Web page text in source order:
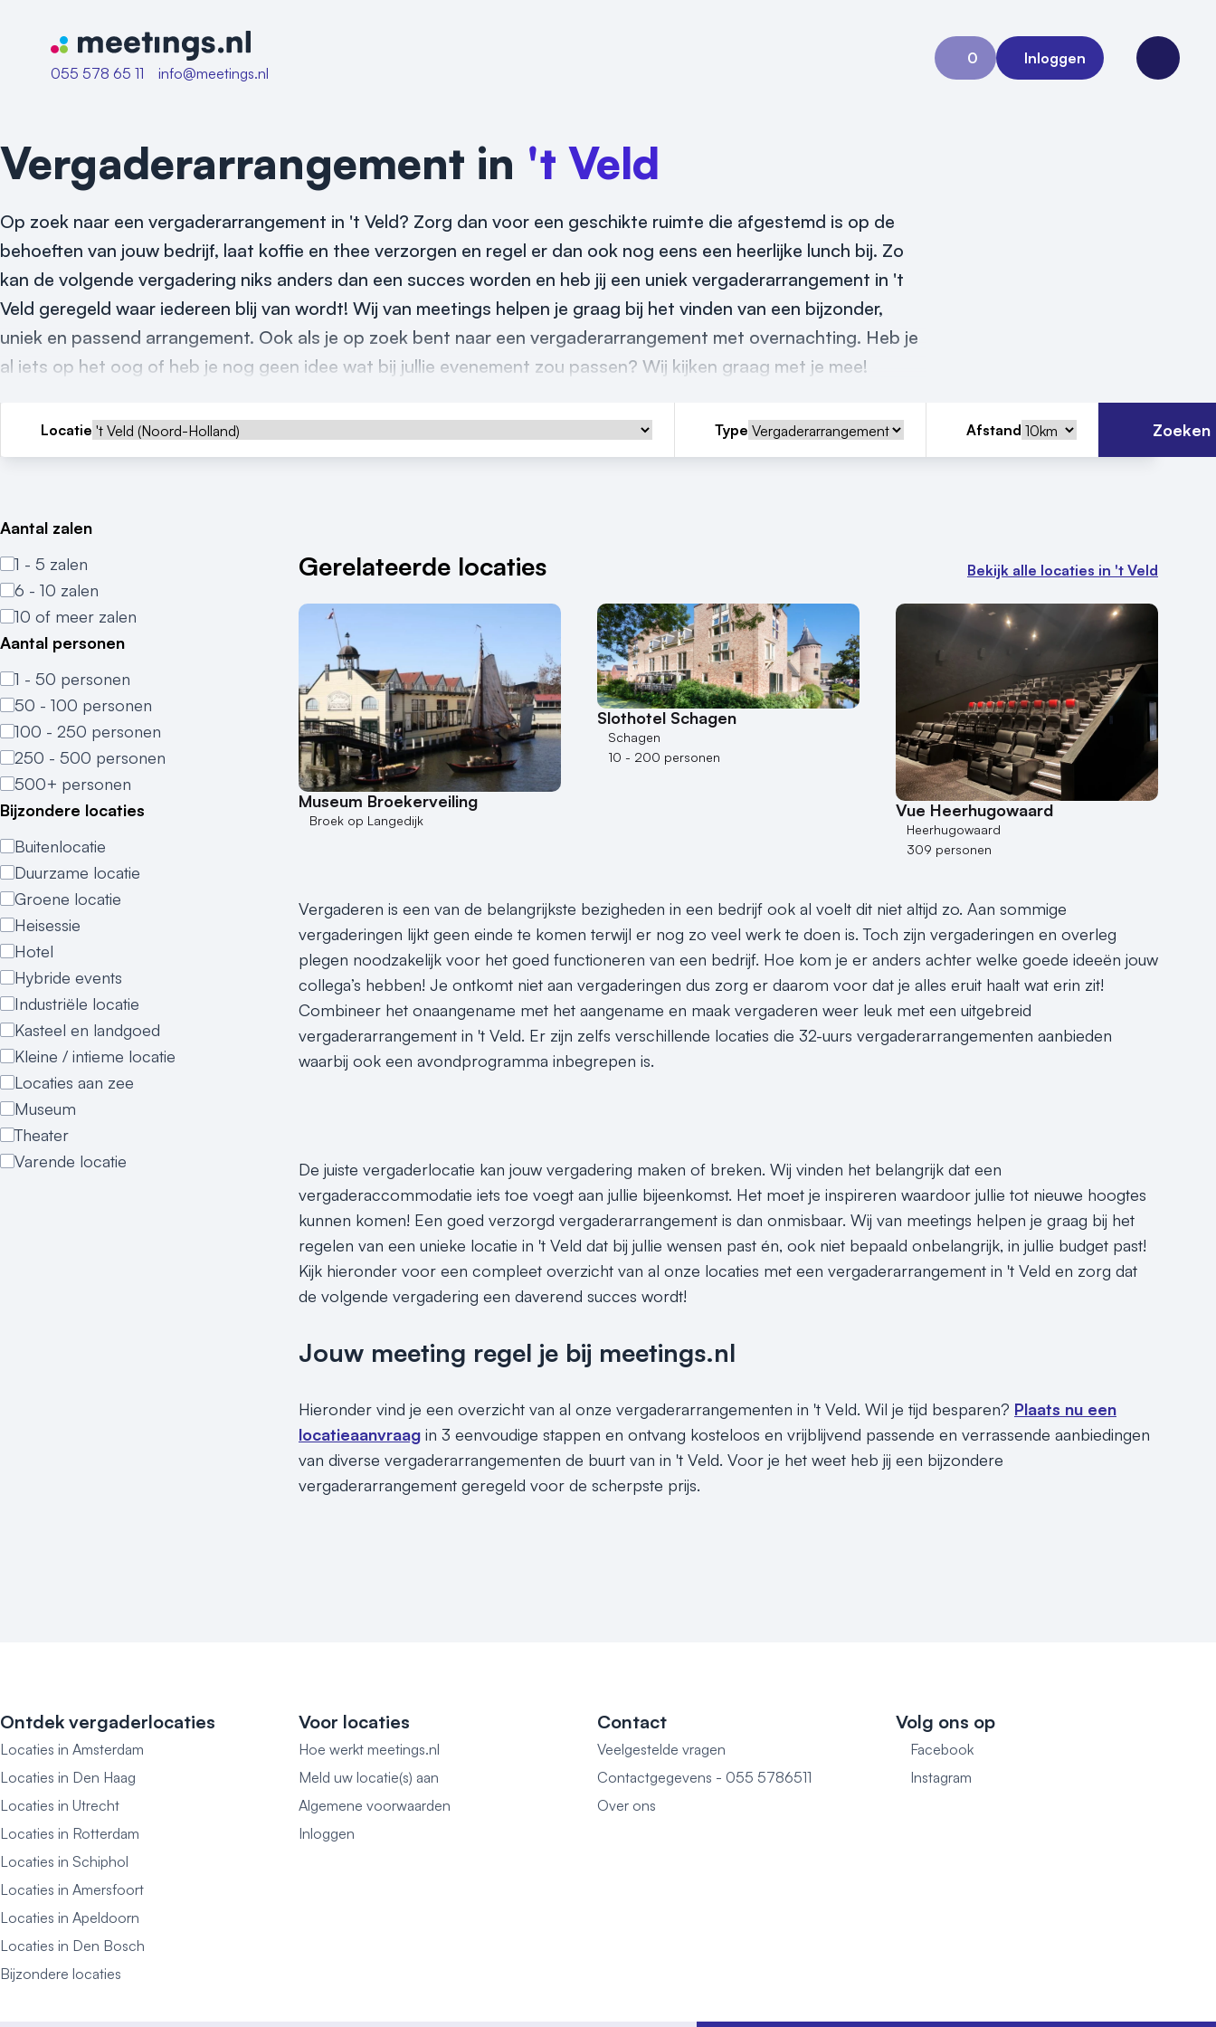
Naar home van Meetings
055 578 65 11
info@meetings.nl
0
Aanvraag 0
Inloggen
Open
Vergaderarrangement in 't Veld
Op zoek naar een vergaderarrangement in 't Veld? Zorg dan voor een geschikte ruimte die afgestemd is op de
behoeften van jouw bedrijf, laat koffie en thee verzorgen en regel er dan ook nog eens een heerlijke lunch bij. Zo
kan de volgende vergadering niks anders dan een succes worden en heb jij een uniek vergaderarrangement in 't
Veld geregeld waar iedereen blij van wordt! Wij van meetings helpen je graag bij het vinden van een bijzonder,
uniek en passend arrangement. Ook als je op zoek bent naar een vergaderarrangement met overnachting. Heb je
al iets op het oog of heb je nog geen idee wat bij jullie evenement zou passen? Wij kijken graag met je mee!
Locatie Type Afstand Zoeken
Aantal zalen
1 - 5 zalen
6 - 10 zalen
10 of meer zalen
Aantal personen
1 - 50 personen
50 - 100 personen
100 - 250 personen
250 - 500 personen
500+ personen
Bijzondere locaties
Buitenlocatie
Duurzame locatie
Groene locatie
Heisessie
Hotel
Hybride events
Industriële locatie
Kasteel en landgoed
Kleine / intieme locatie
Locaties aan zee
Museum
Theater
Varende locatie
Gerelateerde locaties Bekijk alle locaties in 't Veld
Museum Broekerveiling
Broek op Langedijk
Slothotel Schagen
Schagen
10 - 200 personen
Vue Heerhugowaard
Heerhugowaard
309 personen
Vergaderen is een van de belangrijkste bezigheden in een bedrijf ook al voelt dit niet altijd zo. Aan sommige
vergaderingen lijkt geen einde te komen terwijl er nog zo veel werk te doen is. Toch zijn vergaderingen en overleg
plegen noodzakelijk voor het goed functioneren van een bedrijf. Hoe kom je er anders achter welke goede ideeën jouw
collega’s hebben! Je ontkomt niet aan vergaderingen dus zorg er daarom voor dat je alles eruit haalt wat erin zit!
Combineer het onaangename met het aangename en maak vergaderen weer leuk met een uitgebreid
vergaderarrangement in 't Veld. Er zijn zelfs verschillende locaties die 32-uurs vergaderarrangementen aanbieden
waarbij ook een avondprogramma inbegrepen is.
De juiste vergaderlocatie kan jouw vergadering maken of breken. Wij vinden het belangrijk dat een
vergaderaccommodatie iets toe voegt aan jullie bijeenkomst. Het moet je inspireren waardoor jullie tot nieuwe hoogtes
kunnen komen! Een goed verzorgd vergaderarrangement is dan onmisbaar. Wij van meetings helpen je graag bij het
regelen van een unieke locatie in 't Veld dat bij jullie wensen past én, ook niet bepaald onbelangrijk, in jullie budget past!
Kijk hieronder voor een compleet overzicht van al onze locaties met een vergaderarrangement in 't Veld en zorg dat
de volgende vergadering een daverend succes wordt!
Jouw meeting regel je bij meetings.nl
Hieronder vind je een overzicht van al onze vergaderarrangementen in 't Veld. Wil je tijd besparen? Plaats nu een
locatieaanvraag in 3 eenvoudige stappen en ontvang kosteloos en vrijblijvend passende en verrassende aanbiedingen
van diverse vergaderarrangementen de buurt van in 't Veld. Voor je het weet heb jij een bijzondere
vergaderarrangement geregeld voor de scherpste prijs.
Ontdek vergaderlocaties
Locaties in Amsterdam
Locaties in Den Haag
Locaties in Utrecht
Locaties in Rotterdam
Locaties in Schiphol
Locaties in Amersfoort
Locaties in Apeldoorn
Locaties in Den Bosch
Bijzondere locaties
Voor locaties
Hoe werkt meetings.nl
Meld uw locatie(s) aan
Algemene voorwaarden
Inloggen
Contact
Veelgestelde vragen
Contactgegevens - 055 5786511
Over ons
Volg ons op
Facebook
Instagram